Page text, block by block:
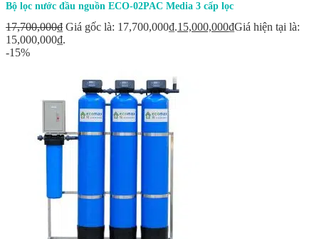
Bộ lọc nước đầu nguồn ECO-02PAC Media 3 cấp lọc
17,700,000₫ Giá gốc là: 17,700,000₫.15,000,000₫Giá hiện tại là:
15,000,000₫.
-15%